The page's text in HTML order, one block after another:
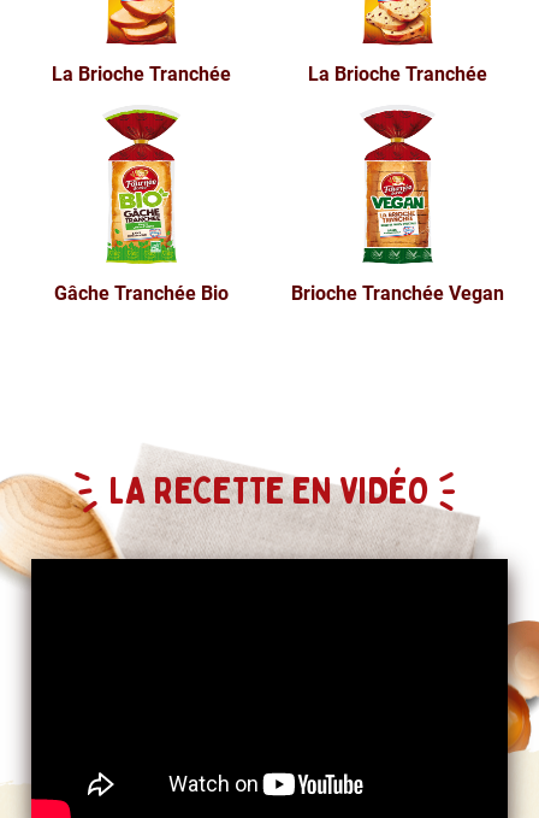
La Brioche Tranchée La Brioche Tranchée
Gâche Tranchée Bio Brioche Tranchée Vegan
LA RECETTE EN VIDÉO